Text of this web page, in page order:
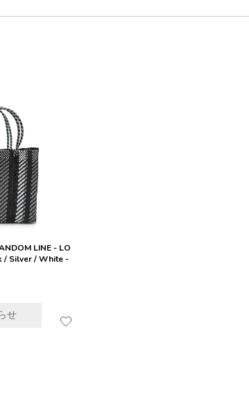
LINE - LO
/ Silver / White -
せ